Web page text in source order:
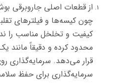
از قطعات اصلی جاروبرقی
چون کیسه‌ها و فیلترهای
کیفیت و تخلخل مناسب را
محدود کرده و دقیقاً مانند
قرار می‌دهد. سرمایه‌گذاری
سرمایه‌گذاری برای حفظ